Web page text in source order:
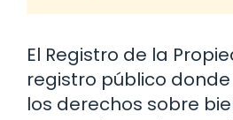
El Registro de la
registro público
los derechos sobre